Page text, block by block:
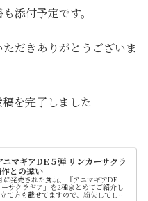
添付予定です。
だきありがとうございま
を完了しました
ニマギアDE５弾 リンカーサクラ
との違い
に発売された食玩、『アニマギアDE
サクラギア」を2種まとめてご紹介し
て方も載せてますので、紛失してしま